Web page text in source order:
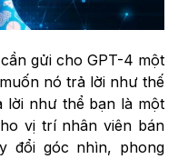
gửi cho GPT-4 một
nó trả lời như thế
lời như thể bạn là một
vị trí nhân viên bán
đổi góc nhìn, phong